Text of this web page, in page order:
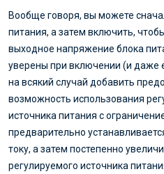
Вообще говоря, вы можете
питания, а затем включить,
выходное напряжение блока
уверены при включении (и даже
на всякий случай добавить
возможность использования
источника питания с
предварительно
току, а затем постепенно
регулируемого источника